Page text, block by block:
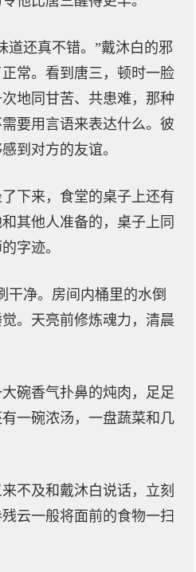
道还真不错。”戴沐白的邪
常。看到唐三，顿时一脸
地同甘苦、共患难，那种
要用言语来表达什么。彼
到对方的友谊。
下来，食堂的桌子上还有
其他人准备的，桌子上同
字迹。
干净。房间内桶里的水倒
。天亮前修炼魂力，清晨
碗香气扑鼻的炖肉，足足
一碗浓汤，一盘蔬菜和几
不及和戴沐白说话，立刻
云一般将面前的食物一扫